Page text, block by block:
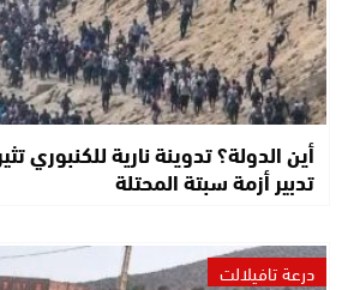
أين الدولة؟ تدوينة نارية للكنبوري
تدبير أزمة سبتة المحتلة
درعة تافيلالت